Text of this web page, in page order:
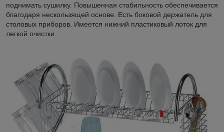
поднимать сушилку. Повышенная стабильность обеспечивается
благодаря нескользящей основе. Есть боковой держатель для
столовых приборов. Имеется нижний пластиковый лоток для
легкой очистки.